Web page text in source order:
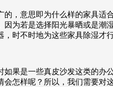
的，意思即为什么样的家具适
因为若是选择阳光暴晒或是潮
时不时地为这些家具除湿才行
如果是一些真皮沙发这类的办
会怎样呢？所以，我们需要对